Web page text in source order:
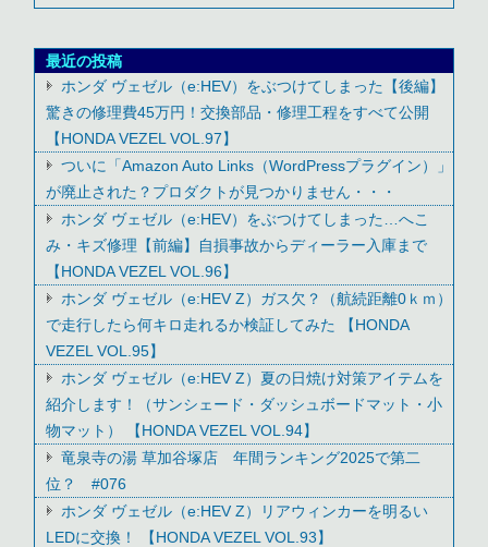
最近の投稿
ホンダ ヴェゼル（e:HEV）をぶつけてしまった【後編】
驚きの修理費45万円！交換部品・修理工程をすべて公開
【HONDA VEZEL VOL.97】
ついに「Amazon Auto Links（WordPressプラグイン）」
が廃止された？プロダクトが見つかりません・・・
ホンダ ヴェゼル（e:HEV）をぶつけてしまった…へこ
み・キズ修理【前編】自損事故からディーラー入庫まで
【HONDA VEZEL VOL.96】
ホンダ ヴェゼル（e:HEV Z）ガス欠？（航続距離0ｋｍ）
で走行したら何キロ走れるか検証してみた 【HONDA
VEZEL VOL.95】
ホンダ ヴェゼル（e:HEV Z）夏の日焼け対策アイテムを
紹介します！（サンシェード・ダッシュボードマット・小
物マット） 【HONDA VEZEL VOL.94】
竜泉寺の湯 草加谷塚店 年間ランキング2025で第二
位？ #076
ホンダ ヴェゼル（e:HEV Z）リアウィンカーを明るい
LEDに交換！ 【HONDA VEZEL VOL.93】